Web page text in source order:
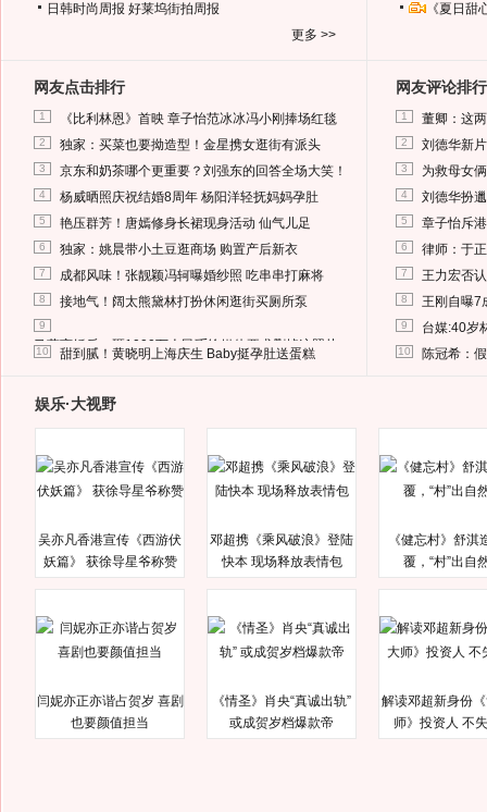
日韩时尚周报 好莱坞街拍周报
更多 >>
《夏日
网友点击排行
1 《比利林恩》首映 章子怡范冰冰冯小刚捧场红毯
2 独家：买菜也要拗造型！金星携女逛街有派头
3 京东和奶茶哪个更重要？刘强东的回答全场大笑！
4 杨威晒照庆祝结婚8周年 杨阳洋轻抚妈妈孕肚
5 艳压群芳！唐嫣修身长裙现身活动 仙气儿足
6 独家：姚晨带小土豆逛商场 购置产后新衣
7 成都风味！张靓颖冯轲曝婚纱照 吃串串打麻将
8 接地气！阔太熊黛林打扮休闲逛街买厕所泵
9
马蓉离婚后，砸1000万人民币给媒体要求删掉这照片
10 甜到腻！黄晓明上海庆生 Baby挺孕肚送蛋糕
网友评论排行
1 董卿：这
2 刘德华新
3 为救母女
4 刘德华扮
5 章子怡斥
6 律师：于
7 王力宏否
8 王刚自曝7
9 台媒:40岁
10 陈冠希：
娱乐·大视野
吴亦凡香港宣传《西游伏
妖篇》 获徐导星爷称赞
邓超携《乘风破浪》登陆
快本 现场释放表情包
《健忘村》舒淇
覆，“村”出自
闫妮亦正亦谐占贺岁 喜剧
也要颜值担当
《情圣》肖央“真诚出轨”
或成贺岁档爆款帝
解读邓超新身份
师》投资人 不